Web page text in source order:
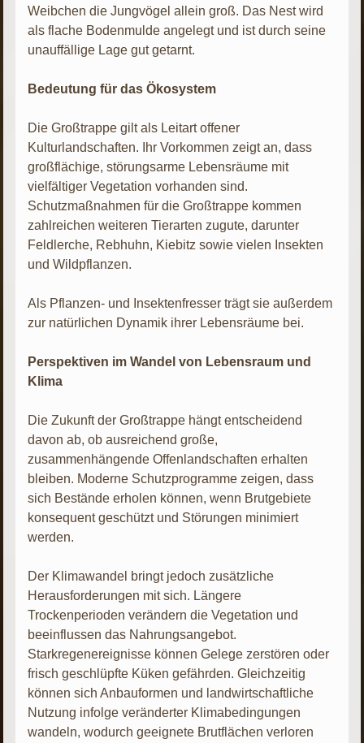
Weibchen die Jungvögel allein groß. Das Nest wird
als flache Bodenmulde angelegt und ist durch seine
unauffällige Lage gut getarnt.
Bedeutung für das Ökosystem
Die Großtrappe gilt als Leitart offener
Kulturlandschaften. Ihr Vorkommen zeigt an, dass
großflächige, störungsarme Lebensräume mit
vielfältiger Vegetation vorhanden sind.
Schutzmaßnahmen für die Großtrappe kommen
zahlreichen weiteren Tierarten zugute, darunter
Feldlerche, Rebhuhn, Kiebitz sowie vielen Insekten
und Wildpflanzen.
Als Pflanzen- und Insektenfresser trägt sie außerdem
zur natürlichen Dynamik ihrer Lebensräume bei.
Perspektiven im Wandel von Lebensraum und
Klima
Die Zukunft der Großtrappe hängt entscheidend
davon ab, ob ausreichend große,
zusammenhängende Offenlandschaften erhalten
bleiben. Moderne Schutzprogramme zeigen, dass
sich Bestände erholen können, wenn Brutgebiete
konsequent geschützt und Störungen minimiert
werden.
Der Klimawandel bringt jedoch zusätzliche
Herausforderungen mit sich. Längere
Trockenperioden verändern die Vegetation und
beeinflussen das Nahrungsangebot.
Starkregenereignisse können Gelege zerstören oder
frisch geschlüpfte Küken gefährden. Gleichzeitig
können sich Anbauformen und landwirtschaftliche
Nutzung infolge veränderter Klimabedingungen
wandeln, wodurch geeignete Brutflächen verloren